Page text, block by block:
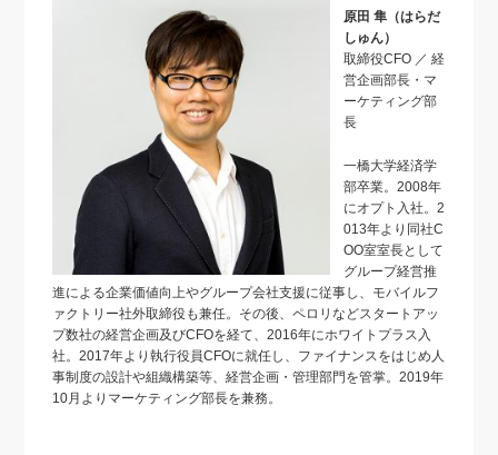
原田 隼（はらだ
しゅん）
取締役CFO ／ 経
営企画部長・マ
ーケティング部
長
一橋大学経済学
部卒業。2008年
にオプト入社。2
013年より同社C
OO室室長として
グループ経営推
進による企業価値向上やグループ会社支援に従事し、モバイルフ
ァクトリー社外取締役も兼任。その後、ペロリなどスタートアッ
プ数社の経営企画及びCFOを経て、2016年にホワイトプラス入
社。2017年より執行役員CFOに就任し、ファイナンスをはじめ人
事制度の設計や組織構築等、経営企画・管理部門を管掌。2019年
10月よりマーケティング部長を兼務。